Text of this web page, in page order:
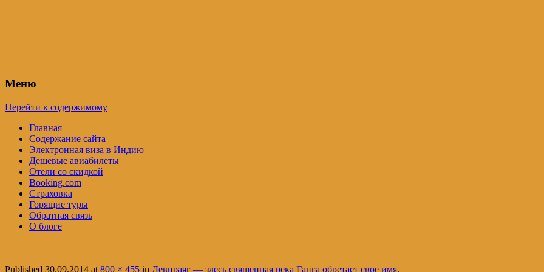
Меню
Перейти к содержимому
Главная
Содержание сайта
Электронная виза в Индию
Дешевые авиабилеты
Отели со скидкой
Booking.com
Страховка
Горящие туры
Обратная связь
О блоге
Published 30.09.2014 at800 × 455 in Девпраяг — здесь священная река Ганга обретает свое имя.